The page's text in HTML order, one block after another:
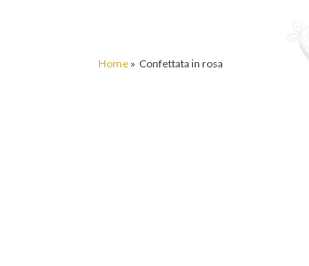
Home » Confettata in rosa